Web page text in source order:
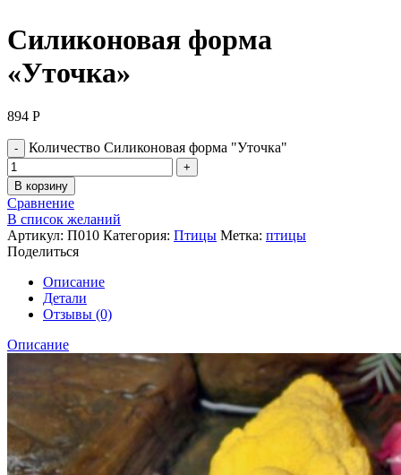
Силиконовая форма
«Уточка»
894 Р
Количество Силиконовая форма "Уточка"
В корзину
Сравнение
В список желаний
Артикул: П010 Категория: Птицы Метка: птицы
Поделиться
Описание
Детали
Отзывы (0)
Описание